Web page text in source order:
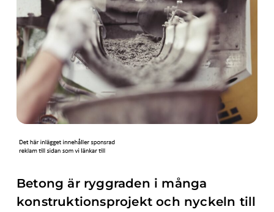
Betong är ryggraden i många
konstruktionsprojekt och nyckeln till